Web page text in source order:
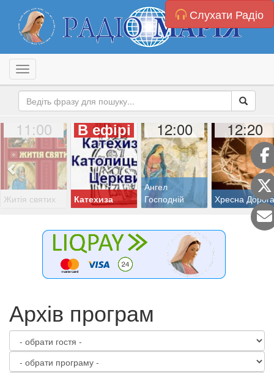
Слухати Радіо
Toggle navigation
11:00
Житія святих
В ефірі
Катехиза
12:00
Ангел
Господній
12:20
Хресна Дорога
Архів програм